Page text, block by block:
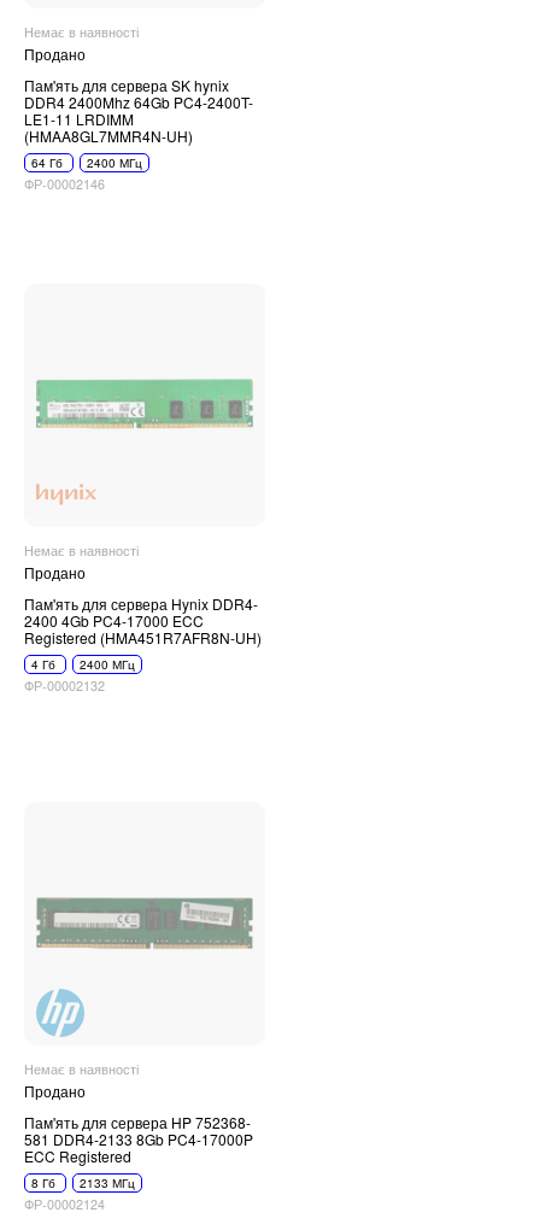
Немає в наявності
Продано
Пам'ять для сервера SK hynix
DDR4 2400Mhz 64Gb PC4-2400T-
LE1-11 LRDIMM
(HMAA8GL7MMR4N-UH)
64 Гб 2400 МГц
ФР-00002146
Немає в наявності
Продано
Пам'ять для сервера Hynix DDR4-
2400 4Gb PC4-17000 ECC
Registered (HMA451R7AFR8N-UH)
4 Гб 2400 МГц
ФР-00002132
Немає в наявності
Продано
Пам'ять для сервера HP 752368-
581 DDR4-2133 8Gb PC4-17000P
ECC Registered
8 Гб 2133 МГц
ФР-00002124